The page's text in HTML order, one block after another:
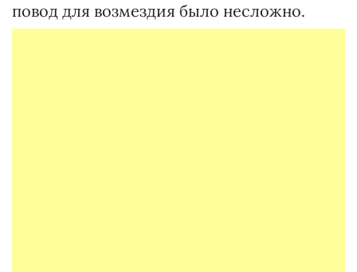
повод для возмездия было несложно.